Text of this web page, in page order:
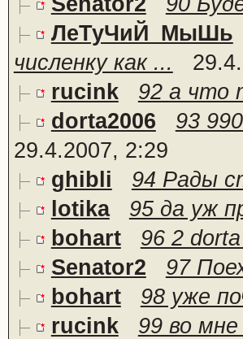
ЛеТуЧиЙ_МыШь
численку как ...
rucink
92 а что
dorta2006
93
29.4.2007, 2:29
ghibli
94 Рады
lotika
95 да уж
bohart
96 2
Senator2
97
bohart
98 уже
rucink
99 во